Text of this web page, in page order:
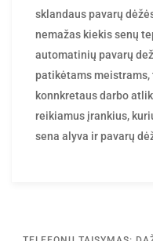
sklandaus pavarų
nemažas kiekis senų
automatinių pavarų
patikėtams
konnkretaus darbo
reikiamus įrankius,
sena alyva ir pavarų